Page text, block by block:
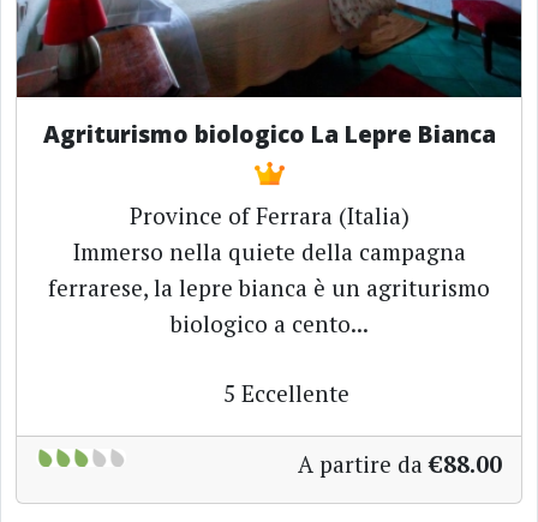
Agriturismo biologico La Lepre Bianca
Province of Ferrara (Italia)
Immerso nella quiete della campagna
ferrarese, la lepre bianca è un agriturismo
biologico a cento...
5 Eccellente
A partire da €88.00